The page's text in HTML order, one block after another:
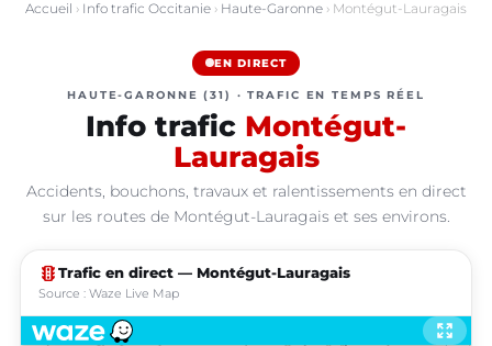
Accueil › Info trafic Occitanie › Haute-Garonne › Montégut-Lauragais
EN DIRECT
HAUTE-GARONNE (31) · TRAFIC EN TEMPS RÉEL
Info trafic Montégut-
Lauragais
Accidents, bouchons, travaux et ralentissements en direct
sur les routes de Montégut-Lauragais et ses environs.
traffic Trafic en direct — Montégut-Lauragais
Source : Waze Live Map